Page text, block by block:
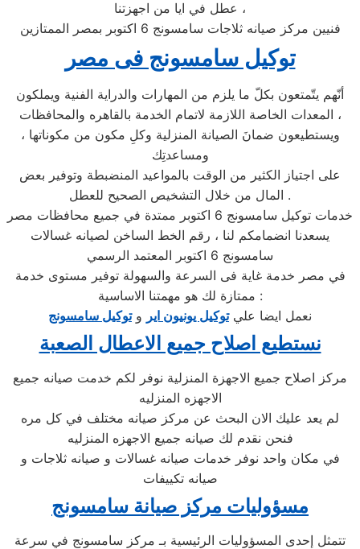
عطل في ايا من اجهزتنا ،
فنيين مركز صيانه ثلاجات سامسونج 6 اكتوبر بمصر الممتازين
توكيل سامسونج فى مصر
أنّهم يتّمتعون بكلّ ما يلزم من المهارات والدراية الفنية ويملكون
المعدات الخاصة اللازمة لاتمام الخدمة بالقاهره والمحافظات ،
ويستطيعون ضمانَ الصيانة المنزلية وكلِ مكون من مكوناتها ،
ومساعدتِك
على اجتياز الكثير من الوقت بالمواعيد المنضبطة وتوفير بعض
المال من خلال التشخيص الصحيح للعطل .
خدمات توكيل سامسونج 6 اكتوبر ممتدة في جميع محافظات مصر
يسعدنا انضمامكم لنا ، رقم الخط الساخن لصيانه غسالات
سامسونج 6 اكتوبر المعتمد الرسمي
في مصر خدمة غاية فى السرعة والسهولة توفير مستوى خدمة
ممتازة لك هو مهمتنا الاساسية :
نعمل ايضا عليتوكيل يونيون اير وتوكيل سامسونج
نستطيع اصلاح جميع الاعطال الصعبة
مركز اصلاح جميع الاجهزة المنزلية نوفر لكم خدمت صيانه جميع
الاجهزه المنزليه
لم يعد عليك الان البحث عن مركز صيانه مختلف في كل مره
فنحن نقدم لك صيانه جميع الاجهزه المنزليه
في مكان واحد نوفر خدمات صيانه غسالات و صيانه ثلاجات و
صيانه تكييفات
مسؤوليات مركز صيانة سامسونج
تتمثل إحدى المسؤوليات الرئيسية بـ مركز سامسونج في سرعة